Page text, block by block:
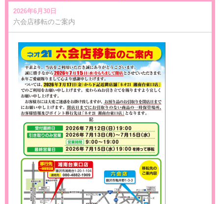
2026年6月30日
六会店移転のご案内